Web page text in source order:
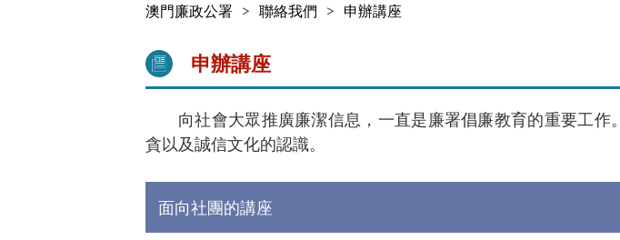
澳門廉政公署 > 聯絡我們 > 申辦講座
申辦講座
向社會大眾推廣廉潔信息，一直是廉署倡廉教育的重要工
貪以及誠信文化的認識。
面向社團的講座